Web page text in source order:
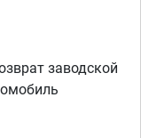
заводской